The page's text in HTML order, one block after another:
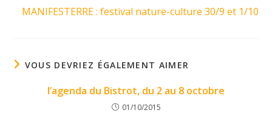
MANIFESTERRE : festival nature-culture 30/9 et 1/10
VOUS DEVRIEZ ÉGALEMENT AIMER
l’agenda du Bistrot, du 2 au 8 octobre
01/10/2015